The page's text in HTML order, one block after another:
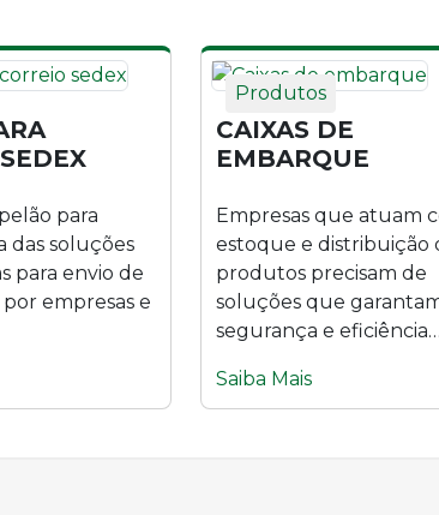
para
das soluções
para envio de
empresas e
Produtos
CAIXAS DE
EMBARQUE
Empresas que atuam
estoque e distribuição
produtos precisam de
soluções que
segurança e eficiência
Saiba Mais